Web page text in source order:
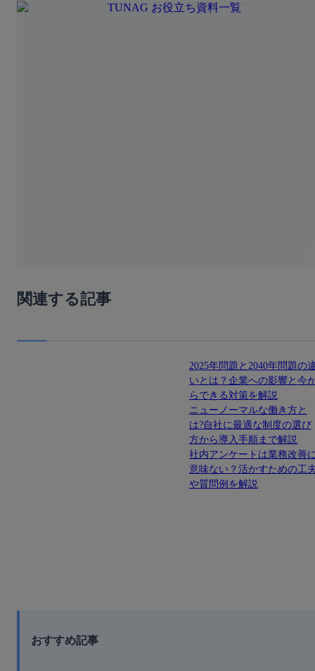
関連する記事
2025年問題と2040年問題の
いとは？企業への影響と今
らできる対策を解説
ニューノーマルな働き方と
は?自社に最適な制度の選び
方から導入手順まで解説
社内アンケートは業務改善
意味ない？活かすための工
や質問例を解説
おすすめ記事